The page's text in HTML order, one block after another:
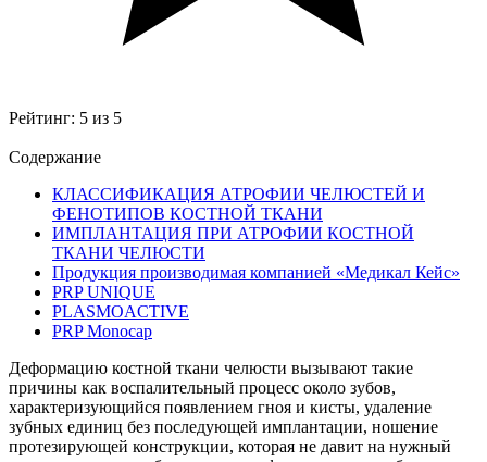
Рейтинг: 5 из 5
Содержание
КЛАССИФИКАЦИЯ АТРОФИИ ЧЕЛЮСТЕЙ И
ФЕНОТИПОВ КОСТНОЙ ТКАНИ
ИМПЛАНТАЦИЯ ПРИ АТРОФИИ КОСТНОЙ
ТКАНИ ЧЕЛЮСТИ
Продукция производимая компанией «Медикал Кейс»
PRP UNIQUE
PLASMOACTIVE
PRP Monocap
Деформацию костной ткани челюсти вызывают такие
причины как воспалительный процесс около зубов,
характеризующийся появлением гноя и кисты, удаление
зубных единиц без последующей имплантации, ношение
протезирующей конструкции, которая не давит на нужный